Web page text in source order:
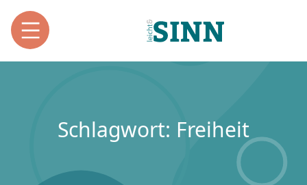
Schlagwort: Freiheit